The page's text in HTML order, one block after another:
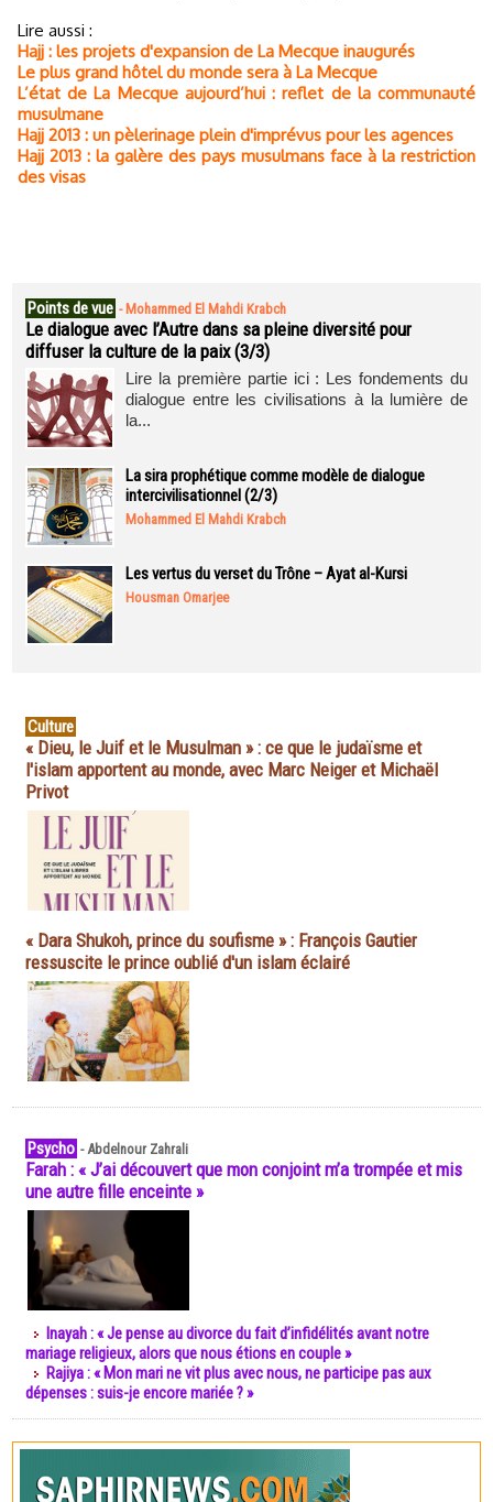
Lire aussi :
Hajj : les projets d'expansion de La Mecque inaugurés
Le plus grand hôtel du monde sera à La Mecque
L’état de La Mecque aujourd’hui : reflet de la communauté
musulmane
Hajj 2013 : un pèlerinage plein d'imprévus pour les agences
Hajj 2013 : la galère des pays musulmans face à la restriction
des visas
Points de vue - Mohammed El Mahdi Krabch
Le dialogue avec l’Autre dans sa pleine diversité pour
diffuser la culture de la paix (3/3)
Lire la première partie ici : Les fondements du
dialogue entre les civilisations à la lumière de
la...
La sira prophétique comme modèle de dialogue
intercivilisationnel (2/3)
Mohammed El Mahdi Krabch
Les vertus du verset du Trône – Ayat al-Kursi
Housman Omarjee
Culture
« Dieu, le Juif et le Musulman » : ce que le judaïsme et
l'islam apportent au monde, avec Marc Neiger et Michaël
Privot
« Dara Shukoh, prince du soufisme » : François Gautier
ressuscite le prince oublié d'un islam éclairé
Psycho -Abdelnour Zahrali
Farah : « J’ai découvert que mon conjoint m’a trompée et mis
une autre fille enceinte »
Inayah : « Je pense au divorce du fait d’infidélités avant notre
mariage religieux, alors que nous étions en couple »
Rajiya : « Mon mari ne vit plus avec nous, ne participe pas aux
dépenses : suis-je encore mariée ? »